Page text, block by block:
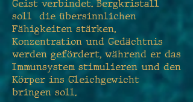
Geist verbindet. Bergkristall
soll die übersinnlichen
Fähigkeiten stärken,
Konzentration und Gedächtnis
werden gefördert, während er das
Immunsystem stimulieren und den
Körper ins Gleichgewicht
bringen soll.